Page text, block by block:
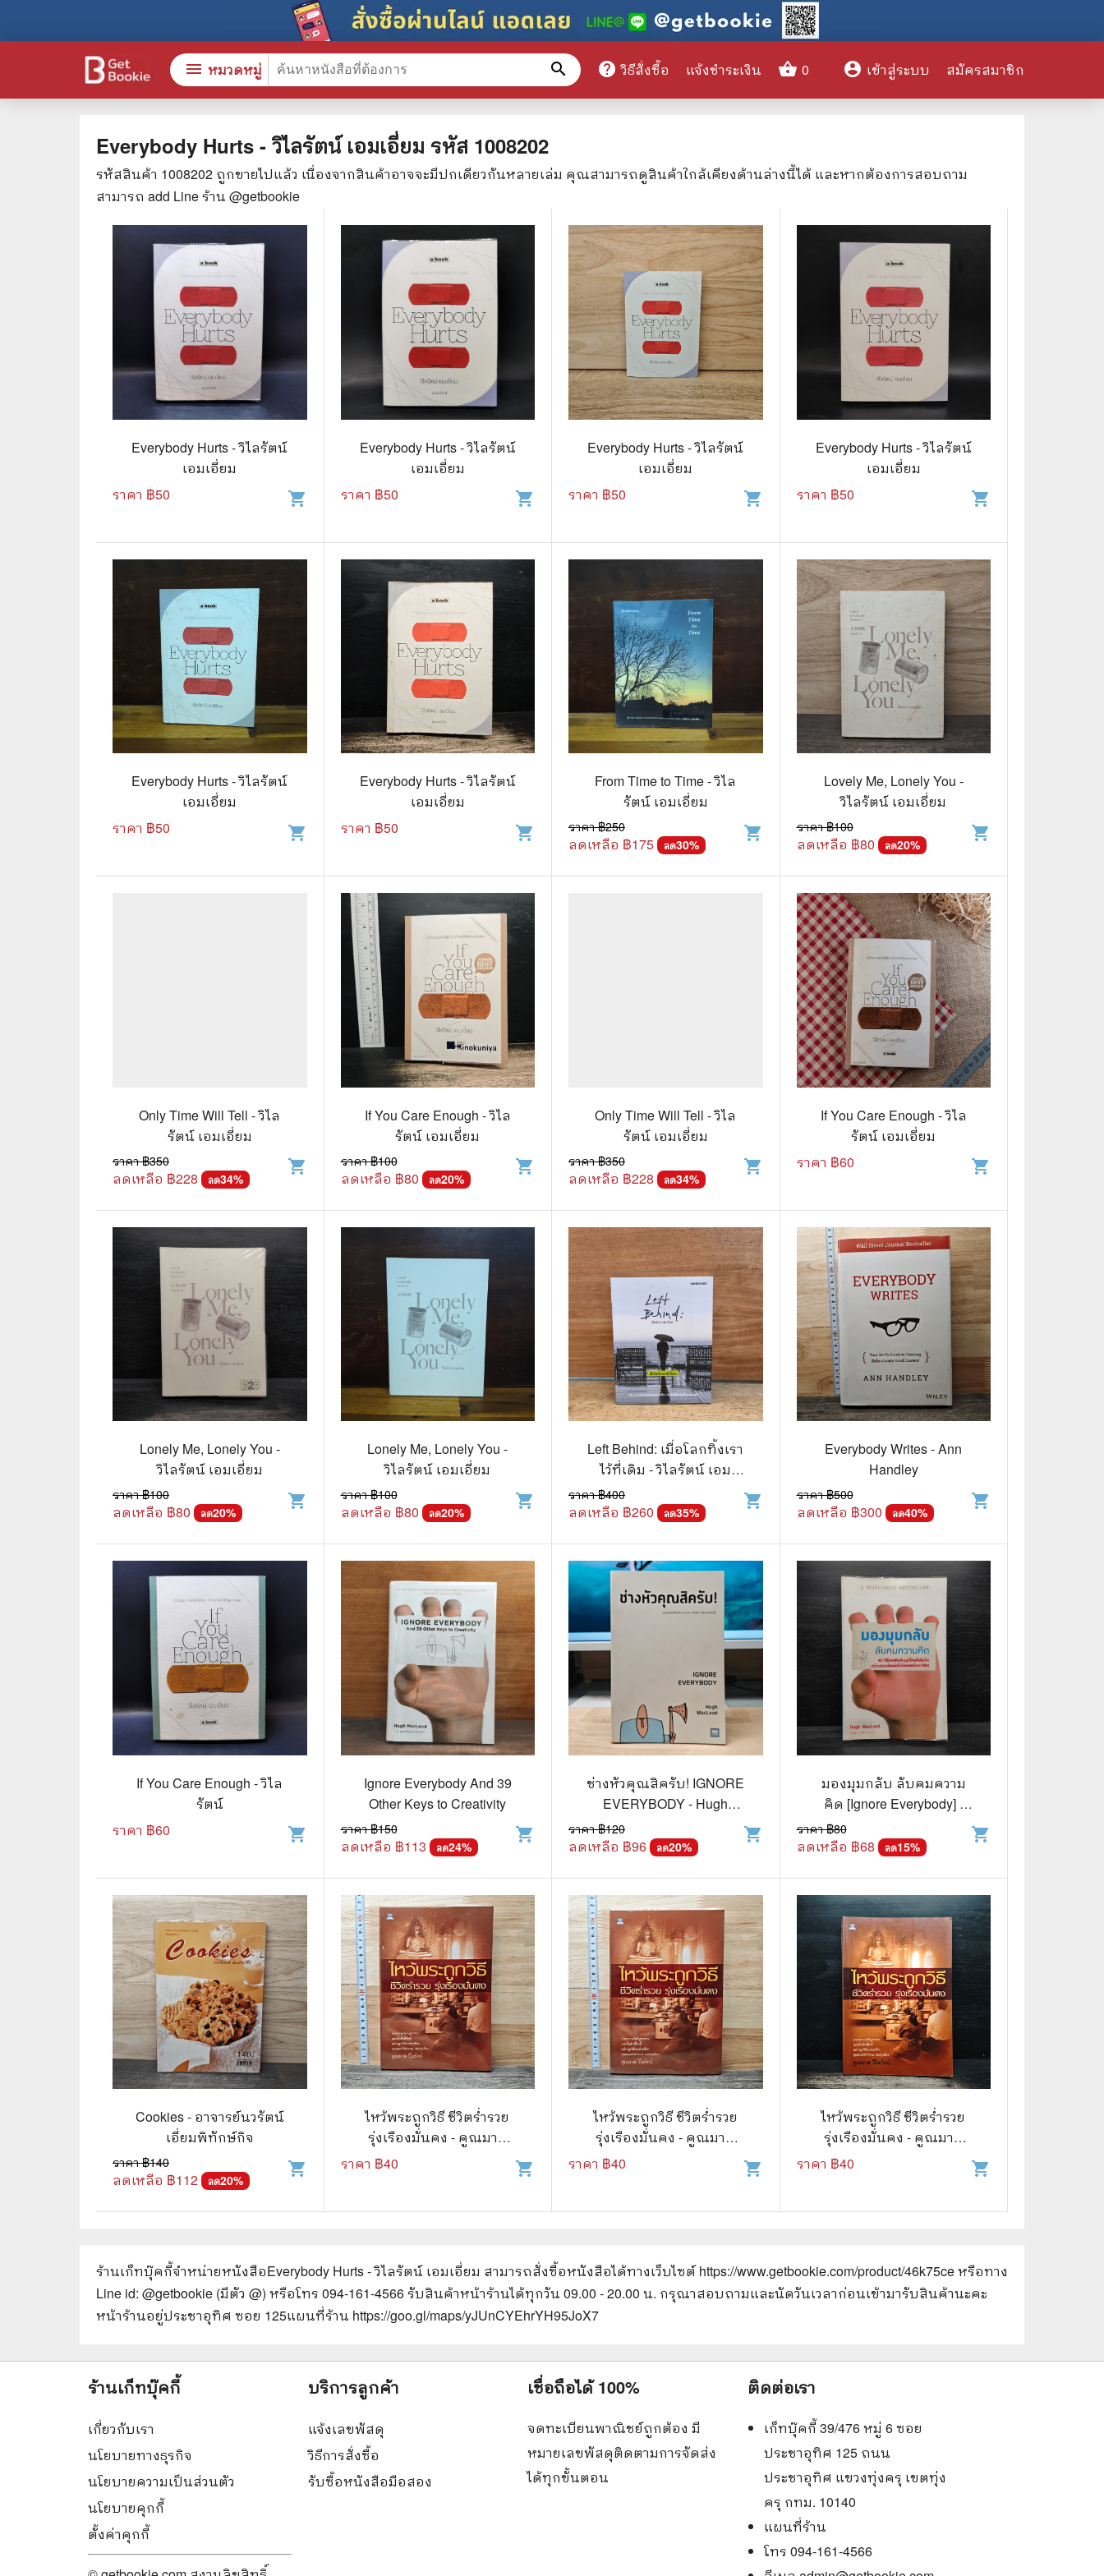
Everybody Hurts - วิไลรัตน์ เอมเอี่ยม รหัส 1008202
รหัสสินค้า 1008202 ถูกขายไปแล้ว เนื่องจากสินค้าอาจจะมีปกเดียวกันหลายเล่ม คุณสามารถดูสินค้าใกล้เคียงด้านล่างนี้ได้ และหากต้องการสอบถาม
สามารถ add Line ร้าน @getbookie
Everybody Hurts - วิไลรัตน์
เอมเอี่ยม
ราคา ฿50 shopping_cart
Everybody Hurts - วิไลรัตน์
เอมเอี่ยม
ราคา ฿50 shopping_cart
Everybody Hurts - วิไลรัตน์
เอมเอี่ยม
ราคา ฿50 shopping_cart
Everybody Hurts - วิไลรัตน์
เอมเอี่ยม
ราคา ฿50 shopping_cart
Everybody Hurts - วิไลรัตน์
เอมเอี่ยม
ราคา ฿50 shopping_cart
Everybody Hurts - วิไลรัตน์
เอมเอี่ยม
ราคา ฿50 shopping_cart
From Time to Time - วิไล
รัตน์ เอมเอี่ยม
ราคา ฿250
ลดเหลือ ฿175 ลด30%
shopping_cart
Lovely Me, Lonely You -
วิไลรัตน์ เอมเอี่ยม
ราคา ฿100
ลดเหลือ ฿80 ลด20%
shopping_cart
Only Time Will Tell - วิไล
รัตน์ เอมเอี่ยม
ราคา ฿350
ลดเหลือ ฿228 ลด34%
shopping_cart
If You Care Enough - วิไล
รัตน์ เอมเอี่ยม
ราคา ฿100
ลดเหลือ ฿80 ลด20%
shopping_cart
Only Time Will Tell - วิไล
รัตน์ เอมเอี่ยม
ราคา ฿350
ลดเหลือ ฿228 ลด34%
shopping_cart
If You Care Enough - วิไล
รัตน์ เอมเอี่ยม
ราคา ฿60 shopping_cart
Lonely Me, Lonely You -
วิไลรัตน์ เอมเอี่ยม
ราคา ฿100
ลดเหลือ ฿80 ลด20%
shopping_cart
Lonely Me, Lonely You -
วิไลรัตน์ เอมเอี่ยม
ราคา ฿100
ลดเหลือ ฿80 ลด20%
shopping_cart
Left Behind: เมื่อโลกทิ้งเรา
ไว้ที่เดิม - วิไลรัตน์ เอม
ราคา ฿400
ลดเหลือ ฿260 ลด35%
shopping_cart
Everybody Writes - Ann
Handley
ราคา ฿500
ลดเหลือ ฿300 ลด40%
shopping_cart
If You Care Enough - วิไล
รัตน์
ราคา ฿60 shopping_cart
Ignore Everybody And 39
Other Keys to Creativity
ราคา ฿150
ลดเหลือ ฿113 ลด24%
shopping_cart
ช่างหัวคุณสิครับ! IGNORE
EVERYBODY - Hugh
MacLeod (ฮิวจ์ แมคเลาด์)
ราคา ฿120
ลดเหลือ ฿96 ลด20%
shopping_cart
มองมุมกลับ ลับคมความ
คิด [Ignore Everybody] -
Hugh MacLeod (ฮิวจ์ แมค
เลาด์)
ราคา ฿80
ลดเหลือ ฿68 ลด15%
shopping_cart
Cookies - อาจารย์นวรัตน์
เอี่ยมพิทักษ์กิจ
ราคา ฿140
ลดเหลือ ฿112 ลด20%
shopping_cart
ไหว้พระถูกวิธี ชีวิตร่ำรวย
รุ่งเรืองมั่นคง - คูณมาศ
ราคา ฿40 shopping_cart
ไหว้พระถูกวิธี ชีวิตร่ำรวย
รุ่งเรืองมั่นคง - คูณมาศ
ราคา ฿40 shopping_cart
ไหว้พระถูกวิธี ชีวิตร่ำรวย
รุ่งเรืองมั่นคง - คูณมาศ
ราคา ฿40 shopping_cart
ร้านเก็ทบุ๊คกี้จำหน่ายหนังสือEverybody Hurts - วิไลรัตน์ เอมเอี่ยม สามารถสั่งซื้อหนังสือได้ทางเว็บไซต์ https://www.getbookie.com/product/46k75ceหรือทาง
Line id: @getbookie (มีตัว @) หรือโทร 094-161-4566 รับสินค้าหน้าร้านได้ทุกวัน 09.00 - 20.00 น. กรุณาสอบถามและนัดวันเวลาก่อนเข้ามารับสินค้านะคะ
หน้าร้านอยู่ประชาอุทิศ ซอย 125แผนที่ร้าน https://goo.gl/maps/yJUnCYEhrYH95JoX7
menu หมวดหมู่ search help วิธีสั่งซื้อ แจ้งชำระเงิน shopping_basket 0 account_circle เข้าสู่ระบบ สมัครสมาชิก
หมวดหมู่สินค้า
หนังสือทั้งหมด
สินค้าใช้เฉพาะแต้มเท่านั้น
📚 หนังสือทั่วไป
😁 จิตวิทยา พัฒนาตนเอง
👔 ธุรกิจ เศรษฐศาสตร์
📜 ประวัติศาสตร์
👤 ประวัติบุคคล ประสบการณ์ชีวิต
🌠 โหราศาสตร์ การทำนาย
☸️ ธรรมะ ศาสนา ปรัชญา
🧳 ท่องเที่ยว ประสบการณ์ท่องเที่ยว
💃 งานอดิเรก อาชีพ
🌎 สารคดี ความรู้รอบตัว
💎 เพชร พลอย อัญมณี
🛸 วิทยาศาสตร์ คณิตศาสตร์
🌾 พืช สัตว์
🥘 อาหาร สุขภาพ ความงาม
🏡 บ้านและสวน
🦄 วรรณกรรม นิยาย เรื่องสั้น
🛖 วรรณคดีไทย นิทานพื้นบ้าน
👩‍🦳 นิยายไทยรุ่นเก่า
🏞️ นิยายภาพ
👨‍❤️‍👨 นิยายวาย นิยายยูริ
✍️ นิยายฟิคชั่น
🏰 วรรณกรรมเยาวชน
🛸 ไซไฟ วิทยาศาสตร์
🌟 นิยายไลท์โนเวล
🏮 นิยายจีน
🌞 นิยายแจ่มใส
❤️ รัก โรแมนติก
❤️‍🔥❤️‍🔥 นิยายรัก ราคาถูกสุด
💀 ผี สยองขวัญ ระทึกขวัญ
🎭 ดราม่า ชีวิต
🔍 สืบสวน สอบสวน
⚔️ แอ็คชั่น ต่อสู้
😀 ตลก สนุกสนาน
นิยาย วรรณกรรม
⚖️ กฎหมาย
💬 ภาษาศาสตร์
👮‍♀️ คู่มือเตรียมสอบราชการ
🏫 หนังสือเรียน
👩‍🏫 แนะแนวการศึกษา
การศึกษาและการสอน
😼 หนังสือการ์ตูน
👨‍❤️‍👨 การ์ตูนวาย การ์ตูนยูริ
🕰️ การ์ตูนยุคเก่า
❤️ รัก โรแมนติก
🎭 ดราม่า ชีวิต เรื่องจริง
💀 ผี สยองขวัญ ระทึกขวัญ
🐾 เกี่ยวกับสัตว์
🎻 การ์ตูนดนตรี
🍳 การ์ตูนทำอาหาร
⚔️ ต่อสู้ แอ๊คชั่น
⚽ การ์ตูนกีฬา
😀 ตลก
🔮 แฟนตาซี
🧗‍♂️ ผจญภัย ท่องเที่ยว
👽 ไซไฟ
☠️ การ์ตูนผีไทย
👩 สนพ.ยอดธิดา
☘️ สนพ.รักพิมพ์ Luckpim
🔵 สนพ.Phoenix Next
🏳️‍🌈 สนพ.หมึกจีน
☀️ สนพ.วิบูลย์กิจ
🟦 สนพ.เนชั่น
⭕ สนพ.สยามอินเตอร์
🔴 สนพ.บูรพัฒน์
🔲 สนพ.Zenshu
การ์ตูนรายเดือน รายสัปดาห์
การ์ตูนแก๊ก
กล่อง BOXSET การ์ตูน
หนังสือการ์ตูน
🐲 หนังสือเด็ก
🪐 ความรู้สำหรับเด็ก
🐲 นิทาน
📕 นิตยสาร
📺 เรื่องย่อละครโทรทัศน์
นิตยสารดารารุ่นเก่า
แฟนคลับดารา
เรื่องย่อซีรี่ย์ต่างประเทศ
🌍 ทั่วไปและวาไรตี้
🤡 เรื่องสั้น ขำขัน
🎨 ศิลปะและการออกแบบ
🎸 ดนตรี
🩱 แฟชั่น
🏙️ การเมือง
⚽ กีฬา
🎞️ ภาพยนตร์
โมเดล
Gossip ดารา
👙 เซ็กซี่
🥘 อาหาร
💄 สุขภาพและความงาม
ไอทีและเทคโนโลยี
นิตยสารเก่าราคาถูก
นางงามและการประกวด
🎨 Art and Design
🤹‍♀️ Humor & Entertainment
🏝️ Survival & Emergency
Preparedness
🦸‍♂️ Comics & Graphic Novels
🏺 Historical & Political
🌠 Astrology
⛪ Religion
🧏‍♀️ Languages
🪐 Science & Math
😊 Self-Enrichment
👔 Business and Economics
🖥️ Computers & Technology
🧑‍🏫 Education & Teaching
🎶 Music & Movie
🧒 Children's Books
👪 Family and Relationships
🐕‍🦺 Animals
🏛️ Politics & Government
⚙️ Engineering & Transportation
⚖️ Law
👤 Biography
🍸 Food and Drink
💃 Hobbies and Collectibles
🖋️ Literature and Fiction
🧳 Travel Literature
⚽ Sports
🎲 Board Game
2️⃣ Used Board Game บอร์ดเกมมือ
สอง
🎉 Party
🧠 Strategy
🪅 Family
♟️ Abstract
บอร์ดเกมแปลไทย
บอร์ดเกมโดยคนไทย
📒 สมุดบันทึก
🎥 ของสะสมจากหนังและการ์ตูน
📅 ปฏิทินเก่า
ร้านเก็ทบุ๊คกี้
เกี่ยวกับเรา
นโยบายทางธุรกิจ
นโยบายความเป็นส่วนตัว
นโยบายคุกกี้
ตั้งค่าคุกกี้
บริการลูกค้า
แจ้งเลขพัสดุ
วิธีการสั่งซื้อ
รับซื้อหนังสือมือสอง
เชื่อถือได้ 100%
จดทะเบียนพาณิชย์ถูกต้อง มี
หมายเลขพัสดุติดตามการจัดส่ง
ได้ทุกขั้นตอน
ติดต่อเรา
เก็ทบุ๊คกี้ 39/476 หมู่ 6 ซอย
ประชาอุทิศ 125 ถนน
ประชาอุทิศ แขวงทุ่งครุ เขตทุ่ง
ครุ กทม. 10140
แผนที่ร้าน
โทร 094-161-4566